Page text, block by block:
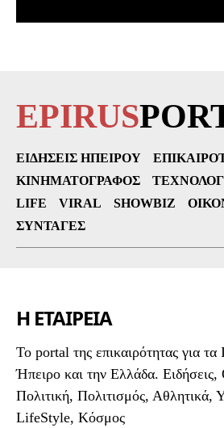
EPIRUS
ΕΙΔΉΣΕΙΣ ΗΠΕΊΡΟΥ
ΚΙΝΗΜΑΤΟΓΡΆΦΟΣ
LIFE
VIRAL SHOWBIZ
ΣΥΝΤΑΓΈΣ
Η ΕΤΑΙΡΕΙΑ
To portal της επικαιρότητας για τα
Ήπειρο και την Ελλάδα. Ειδήσεις,
Πολιτική, Πολιτισμός, Αθλητικά,
LifeStyle, Κόσμος